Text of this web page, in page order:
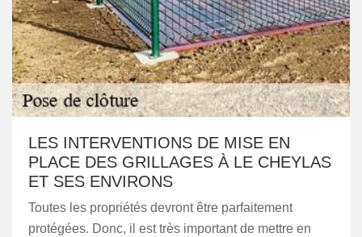
LES INTERVENTIONS DE MISE EN
PLACE DES GRILLAGES À LE CHEYLAS
ET SES ENVIRONS
Toutes les propriétés devront être parfaitement
protégées. Donc, il est très important de mettre en